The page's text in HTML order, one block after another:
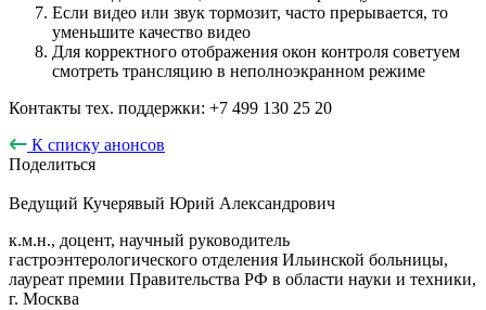
Если видео или звук тормозит, часто прерывается, то
уменьшите качество видео
Для корректного отображения окон контроля советуем
смотреть трансляцию в неполноэкранном режиме
Контакты тех. поддержки: +7 499 130 25 20
К списку анонсов
Поделиться
Ведущий Кучерявый Юрий Александрович
к.м.н., доцент, научный руководитель
гастроэнтерологического отделения Ильинской больницы,
лауреат премии Правительства РФ в области науки и техники,
г. Москва